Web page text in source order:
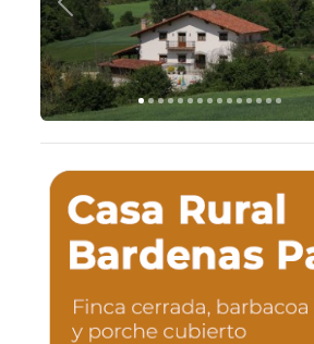
Anterior